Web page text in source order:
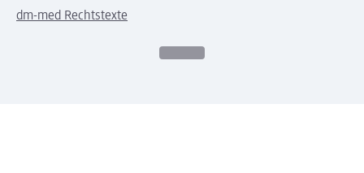
dm-med Rechtstexte